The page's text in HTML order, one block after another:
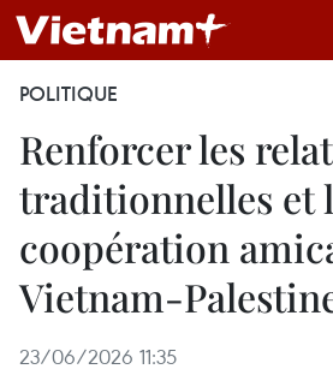
POLITIQUE
Renforcer les
traditionnelles et
coopération
Vietnam-
23/06/2026 11:35